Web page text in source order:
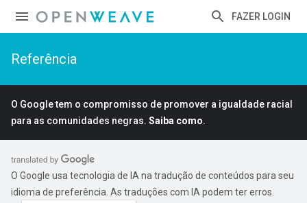
FAZER LOGIN
Referência
O Google tem o compromisso de promover a igualdade racial
para as comunidades negras. Saiba como.
O Google usa tecnologia de IA na tradução de conteúdos para seu
idioma de preferência. As traduções com IA podem ter erros.